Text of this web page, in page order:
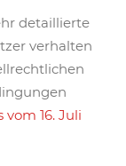
detaillierte
verhalten
vom 16. Juli